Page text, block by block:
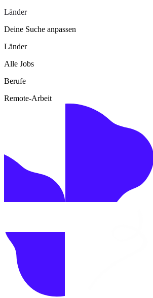
Länder
Deine Suche anpassen
Länder
Alle Jobs
Berufe
Remote-Arbeit